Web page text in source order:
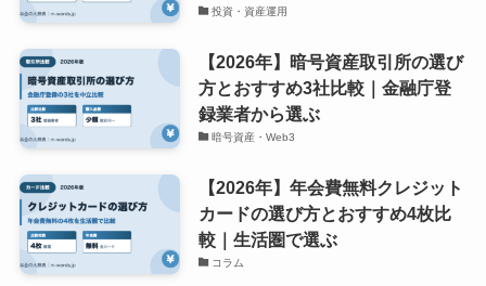
投資・資産運用
【2026年】暗号資産取引所の選び
方とおすすめ3社比較｜金融庁登
録業者から選ぶ
暗号資産・Web3
【2026年】年会費無料クレジット
カードの選び方とおすすめ4枚比
較｜生活圏で選ぶ
コラム